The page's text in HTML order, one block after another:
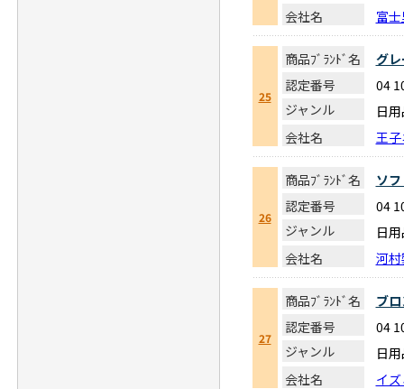
会社名
富
25
商品ﾌﾞﾗﾝﾄﾞ名
グレ
認定番号
04
ジャンル
日
会社名
王
26
商品ﾌﾞﾗﾝﾄﾞ名
ソ
認定番号
04
ジャンル
日
会社名
河
27
商品ﾌﾞﾗﾝﾄﾞ名
ブ
認定番号
04
ジャンル
日
会社名
イ